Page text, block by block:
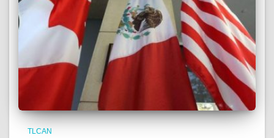
TLCAN